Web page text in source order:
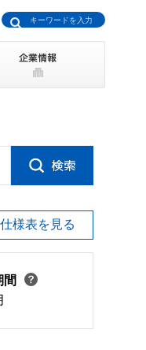
仕様表を見る
間